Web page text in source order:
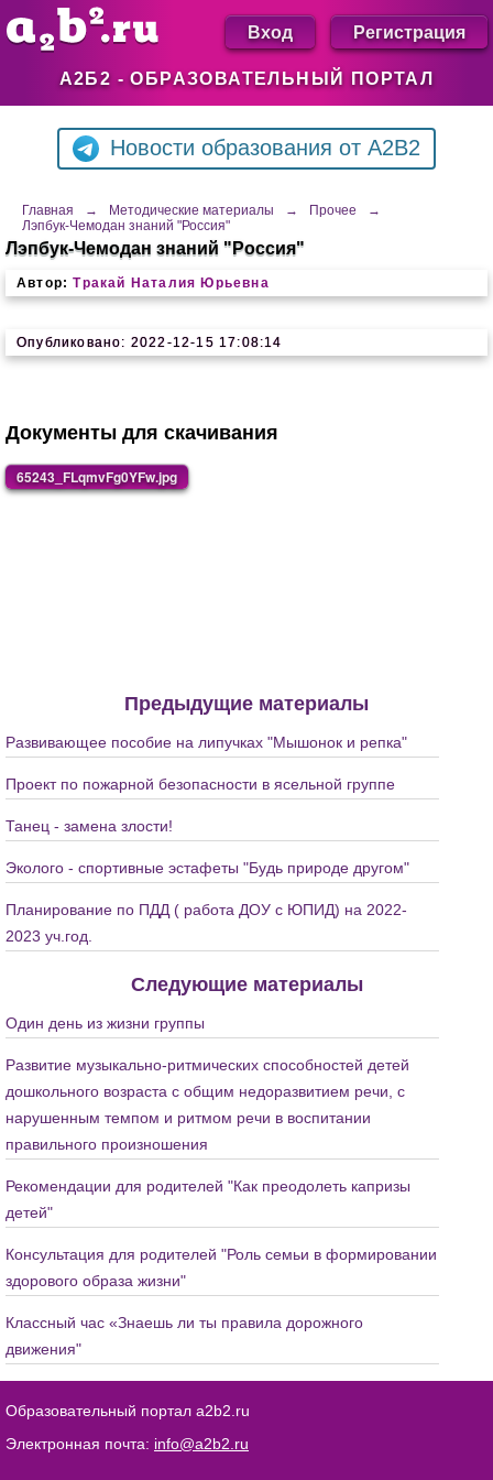
А2Б2 - ОБРАЗОВАТЕЛЬНЫЙ ПОРТАЛ
Вход Регистрация
Новости образования от A2B2
Главная → Методические материалы → Прочее
→
Лэпбук-Чемодан знаний "Россия"
Лэпбук-Чемодан знаний "Россия"
Автор: Тракай Наталия Юрьевна
Опубликовано: 2022-12-15 17:08:14
Документы для скачивания
65243_FLqmvFg0YFw.jpg
Предыдущие материалы
Развивающее пособие на липучках "Мышонок и репка"
Проект по пожарной безопасности в ясельной группе
Танец - замена злости!
Эколого - спортивные эстафеты "Будь природе другом"
Планирование по ПДД ( работа ДОУ с ЮПИД) на 2022-
2023 уч.год.
Следующие материалы
Один день из жизни группы
Развитие музыкально-ритмических способностей детей
дошкольного возраста с общим недоразвитием речи, с
нарушенным темпом и ритмом речи в воспитании
правильного произношения
Рекомендации для родителей "Как преодолеть капризы
детей"
Консультация для родителей "Роль семьи в формировании
здорового образа жизни"
Классный час «Знаешь ли ты правила дорожного
движения"
Образовательный портал a2b2.ru
Электронная почта: info@a2b2.ru